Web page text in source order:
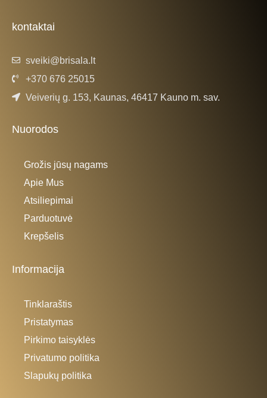
-
f
m
kontaktai
sveiki@brisala.lt
+370 676 25015
Veiverių g. 153, Kaunas, 46417 Kauno m. sav.
Nuorodos
Grožis jūsų nagams
Apie Mus
Atsiliepimai
Parduotuvė
Krepšelis
Informacija
Tinklaraštis
Pristatymas
Pirkimo taisyklės
Privatumo politika
Slapukų politika